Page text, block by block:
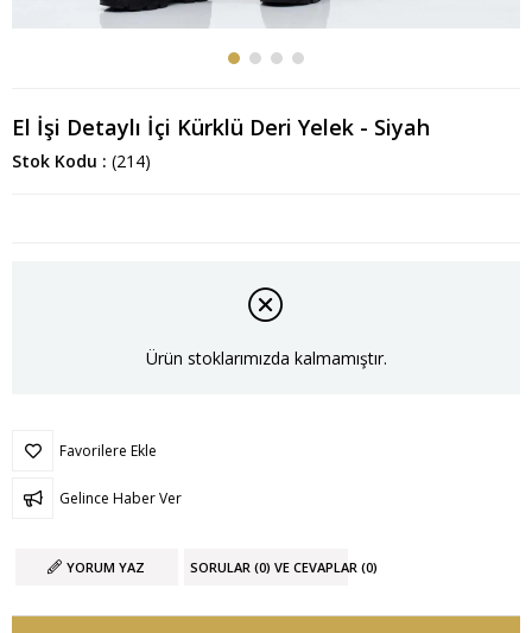
El İşi Detaylı İçi Kürklü Deri Yelek - Siyah
Stok Kodu (214)
Ürün stoklarımızda kalmamıştır.
Favorilere Ekle
Gelince Haber Ver
YORUM YAZ SORULAR (0) VE CEVAPLAR (0)